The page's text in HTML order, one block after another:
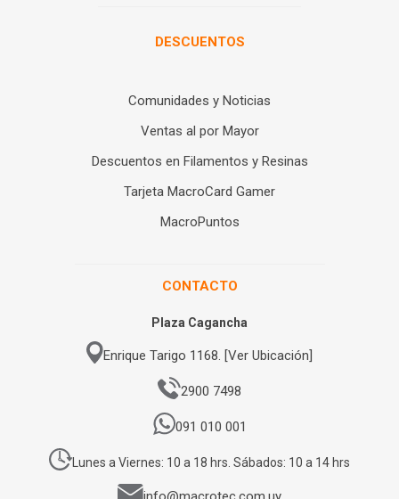
DESCUENTOS
Comunidades y Noticias
Ventas al por Mayor
Descuentos en Filamentos y Resinas
Tarjeta MacroCard Gamer
MacroPuntos
CONTACTO
Plaza Cagancha
Enrique Tarigo 1168. [Ver Ubicación]
2900 7498
091 010 001
Lunes a Viernes: 10 a 18 hrs. Sábados: 10 a 14 hrs